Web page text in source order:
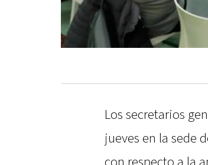
Los secretarios
jueves en la sede